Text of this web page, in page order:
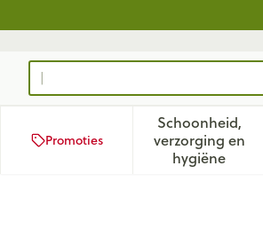
Product, merk, categorie...
Promoties
Schoonheid,
verzorging en
hygiëne
Toon